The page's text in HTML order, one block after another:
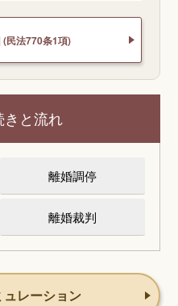
(民法770条1項)
きと流れ
離婚調停
離婚裁判
レーション